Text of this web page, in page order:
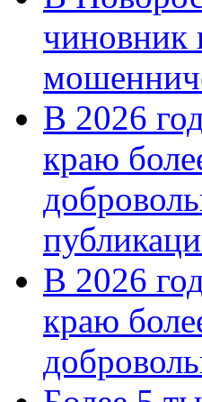
чиновник
В 2026
краю
В 2026
краю